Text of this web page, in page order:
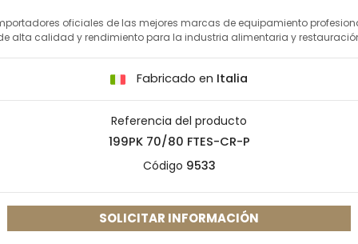
oficiales de las mejores marcas de equipamiento
alta calidad y rendimiento para la industria alimentaria y
Fabricado en Italia
Referencia del producto
199PK 70/80 FTES-CR-P
Código 9533
SOLICITAR INFORMACIÓN